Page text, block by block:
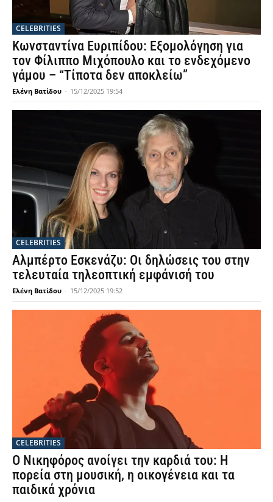
CELEBRITIES
Κωνσταντίνα Ευριπίδου: Εξομολόγηση για
τον Φίλιππο Μιχόπουλο και το ενδεχόμενο
γάμου – “Τίποτα δεν αποκλείω”
Ελένη Βατίδου - 15/12/2025 19:54
CELEBRITIES
Αλμπέρτο Εσκενάζυ: Οι δηλώσεις του στην
τελευταία τηλεοπτική εμφάνισή του
Ελένη Βατίδου - 15/12/2025 19:52
CELEBRITIES
Ο Νικηφόρος ανοίγει την καρδιά του: Η
πορεία στη μουσική, η οικογένεια και τα
παιδικά χρόνια